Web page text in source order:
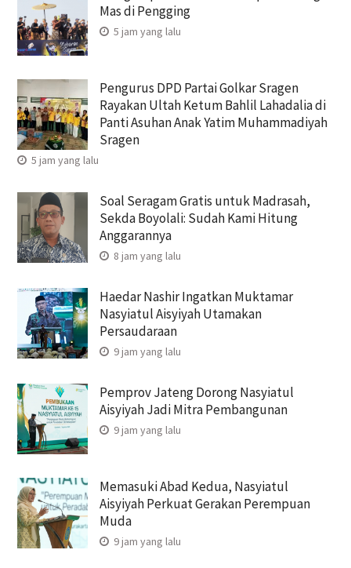
Mas di Pengging
5 jam yang lalu
Pengurus DPD Partai Golkar Sragen
Rayakan Ultah Ketum Bahlil Lahadalia di
Panti Asuhan Anak Yatim Muhammadiyah
Sragen
5 jam yang lalu
Soal Seragam Gratis untuk Madrasah,
Sekda Boyolali: Sudah Kami Hitung
Anggarannya
8 jam yang lalu
Haedar Nashir Ingatkan Muktamar
Nasyiatul Aisyiyah Utamakan
Persaudaraan
9 jam yang lalu
Pemprov Jateng Dorong Nasyiatul
Aisyiyah Jadi Mitra Pembangunan
9 jam yang lalu
Memasuki Abad Kedua, Nasyiatul
Aisyiyah Perkuat Gerakan Perempuan
Muda
9 jam yang lalu